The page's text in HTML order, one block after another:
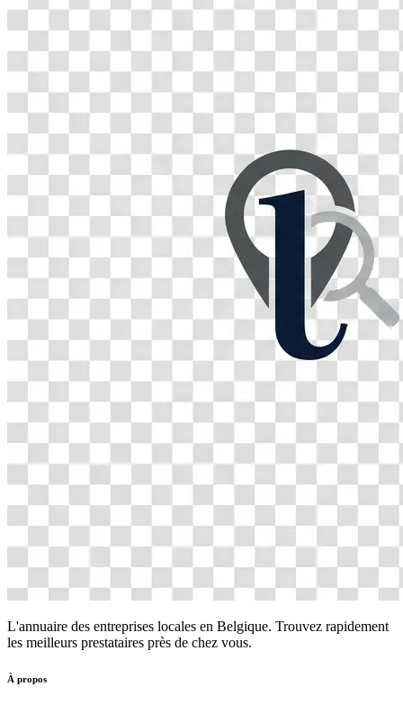
L'annuaire des entreprises locales en Belgique. Trouvez rapidement
les meilleurs prestataires près de chez vous.
À propos